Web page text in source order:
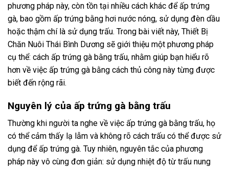
phương pháp này, còn tồn tại nhiều cách khác để ấp trứng
gà, bao gồm ấp trứng bằng hơi nước nóng, sử dụng đèn dầu
hoặc thậm chí là sử dụng trấu. Trong bài viết này, Thiết Bị
Chăn Nuôi Thái Bình Dương sẽ giới thiệu một phương pháp
cụ thể: cách ấp trứng gà bằng trấu, nhằm giúp bạn hiểu rõ
hơn về việc ấp trứng gà bằng cách thủ công này từng được
biết đến rộng rãi.
Nguyên lý của ấp trứng gà bằng trấu
Thường khi người ta nghe về việc ấp trứng gà bằng trấu, họ
có thể cảm thấy lạ lẫm và không rõ cách trấu có thể được sử
dụng để ấp trứng gà. Tuy nhiên, nguyên tắc của phương
pháp này vô cùng đơn giản: sử dụng nhiệt độ từ trấu nung